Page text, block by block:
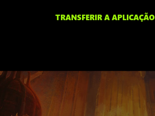
TRANSFERIR A APLICAÇÃO